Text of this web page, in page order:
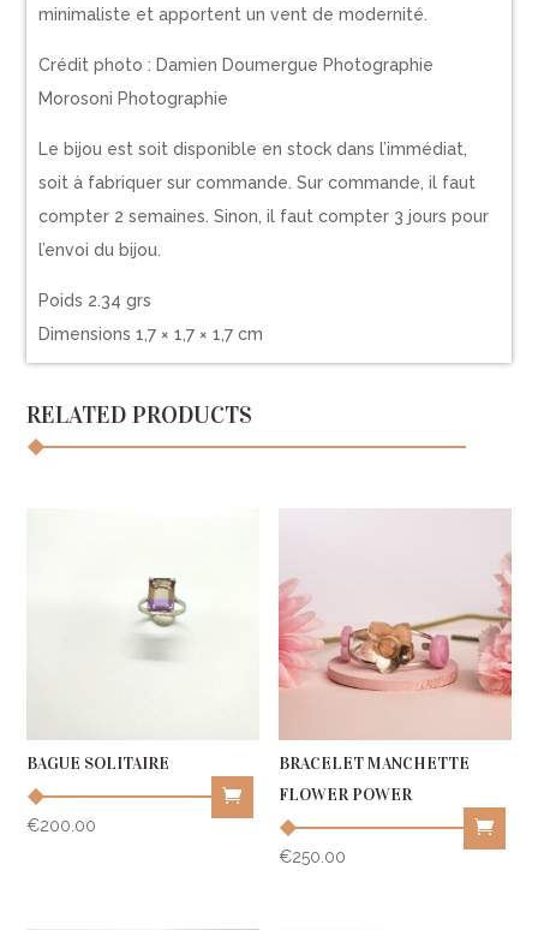
minimaliste et apportent un vent de modernité.
Crédit photo : Damien Doumergue Photographie
Morosoni Photographie
Le bijou est soit disponible en stock dans l’immédiat,
soit à fabriquer sur commande. Sur commande, il faut
compter 2 semaines. Sinon, il faut compter 3 jours pour
l’envoi du bijou.
Poids 2.34 grs
Dimensions 1,7 × 1,7 × 1,7 cm
RELATED PRODUCTS
BAGUE SOLITAIRE
€200.00
BRACELET MANCHETTE
FLOWER POWER
€250.00